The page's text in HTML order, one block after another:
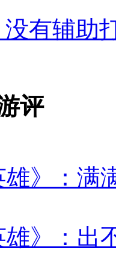
没有辅助
评
雄》：满
雄》：出